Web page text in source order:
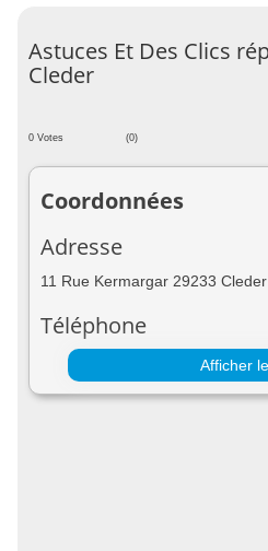
Astuces Et Des Clics
Cleder
0 Votes (0)
Coordonnées
Adresse
11 Rue Kermargar 29233 Cleder
Téléphone
Afficher